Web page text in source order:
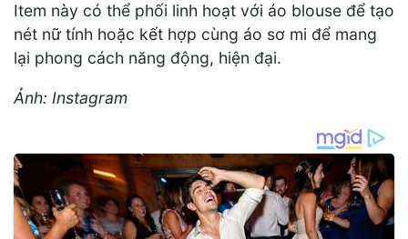
Item này có thể phối linh hoạt với áo blouse để tạo
nét nữ tính hoặc kết hợp cùng áo sơ mi để mang
lại phong cách năng động, hiện đại.
Ảnh: Instagram